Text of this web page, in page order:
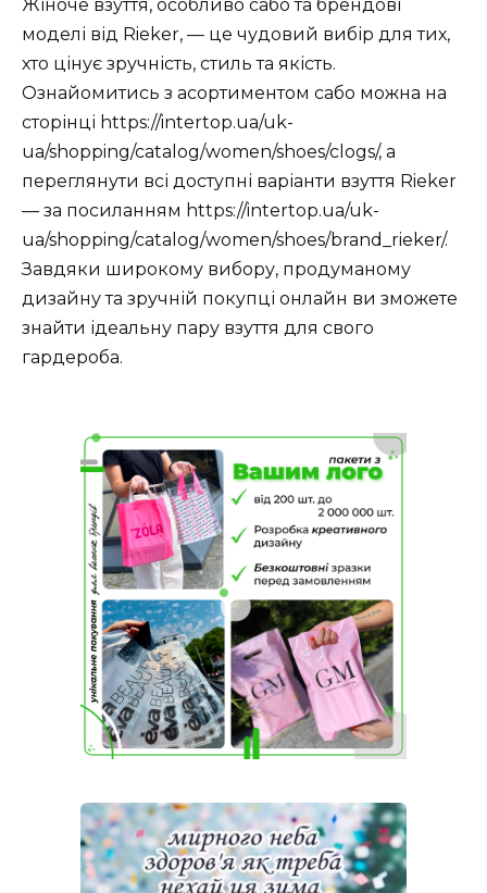
Жіноче взуття, особливо сабо та брендові
моделі від Rieker, — це чудовий вибір для тих,
хто цінує зручність, стиль та якість.
Ознайомитись з асортиментом сабо можна на
сторінці https://intertop.ua/uk-
ua/shopping/catalog/women/shoes/clogs/, а
переглянути всі доступні варіанти взуття Rieker
— за посиланням https://intertop.ua/uk-
ua/shopping/catalog/women/shoes/brand_rieker/.
Завдяки широкому вибору, продуманому
дизайну та зручній покупці онлайн ви зможете
знайти ідеальну пару взуття для свого
гардероба.